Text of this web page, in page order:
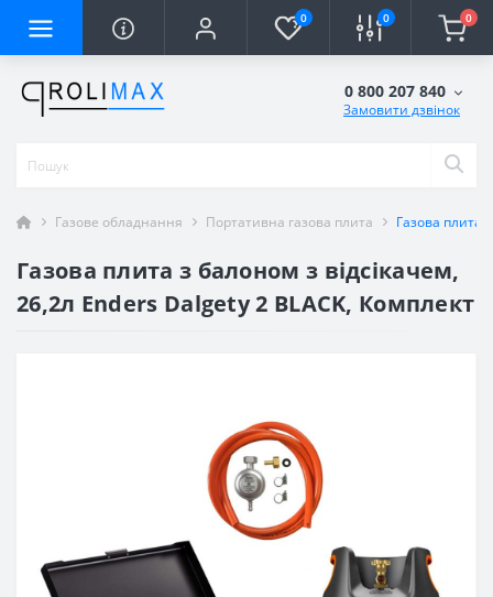
0 0 0
0 800 207 840
Замовити дзвінок
Газове обладнання Портативна газова плита Газова плита
Газова плита з балоном з відсікачем,
26,2л Enders Dalgety 2 BLACK, Комплект